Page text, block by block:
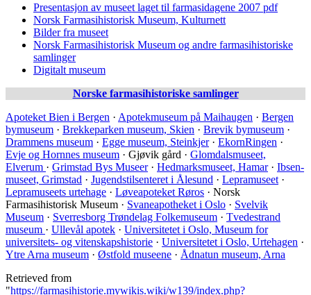
Presentasjon av museet laget til farmasidagene 2007 pdf
Norsk Farmasihistorisk Museum, Kulturnett
Bilder fra museet
Norsk Farmasihistorisk Museum og andre farmasihistoriske
samlinger
Digitalt museum
Norske farmasihistoriske samlinger
Apoteket Bien i Bergen · Apotekmuseum på Maihaugen · Bergen
bymuseum · Brekkeparken museum, Skien · Brevik bymuseum ·
Drammens museum · Egge museum, Steinkjer· EkornRingen ·
Evje og Hornnes museum · Gjøvik gård · Glomdalsmuseet,
Elverum · Grimstad Bys Museer· Hedmarksmuseet, Hamar· Ibsen-
museet, Grimstad · Jugendstilsenteret i Ålesund · Lepramuseet ·
Lepramuseets urtehage · Løveapoteket Røros · Norsk
Farmasihistorisk Museum · Svaneapotheket i Oslo · Svelvik
Museum · Sverresborg Trøndelag Folkemuseum · Tvedestrand
museum · Ullevål apotek · Universitetet i Oslo, Museum for
universitets- og vitenskapshistorie · Universitetet i Oslo, Urtehagen ·
Ytre Arna museum · Østfold museene · Ådnatun museum, Arna
Retrieved from
"https://farmasihistorie.mywikis.wiki/w139/index.php?